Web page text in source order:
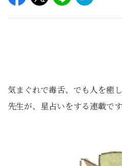
気まぐれで毒舌、でも人を癒
先生が、星占いをする連載で